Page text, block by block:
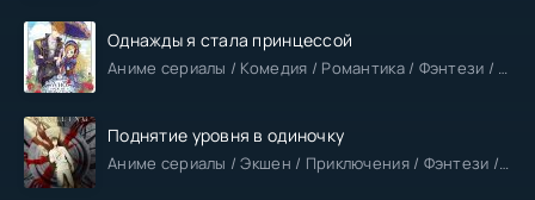
Однажды я стала принцессой
Аниме сериалы / Комедия / Романтика / Фэнтези / Анонсы
Поднятие уровня в одиночку
Аниме сериалы / Экшен / Приключения / Фэнтези / Анонсы